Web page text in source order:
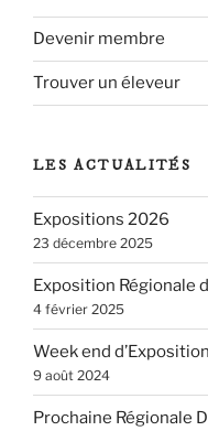
Devenir membre
Trouver un éleveur
LES ACTUALITÉS
Expositions 2026
23 décembre 2025
Exposition Régionale
4 février 2025
Week end
9 août 2024
Prochaine Régionale